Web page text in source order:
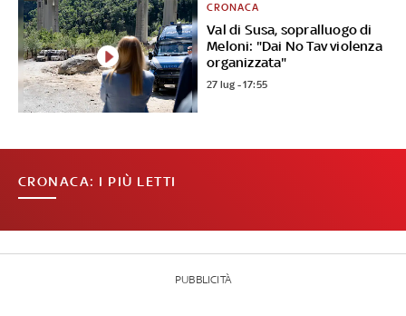
Val di Susa, sopralluogo di
Meloni: "Dai No Tav violenza
organizzata"
CRONACA
27 lug - 17:55
CRONACA: I PIÙ LETTI
PUBBLICITÀ